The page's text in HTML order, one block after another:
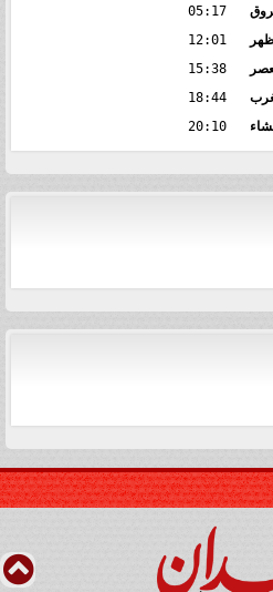
05:17
12:01
15:38
18:44
20:10